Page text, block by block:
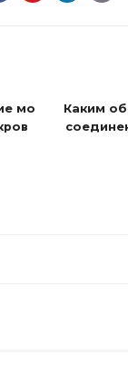
мо
Каким